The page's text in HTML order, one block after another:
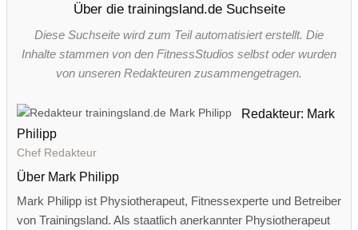
Über die trainingsland.de Suchseite
Diese Suchseite wird zum Teil automatisiert erstellt. Die
Inhalte stammen von den FitnessStudios selbst oder wurden
von unseren Redakteuren zusammengetragen.
Redakteur: Mark
Philipp
Chef Redakteur
Über Mark Philipp
Mark Philipp ist Physiotherapeut, Fitnessexperte und Betreiber
von Trainingsland. Als staatlich anerkannter Physiotherapeut